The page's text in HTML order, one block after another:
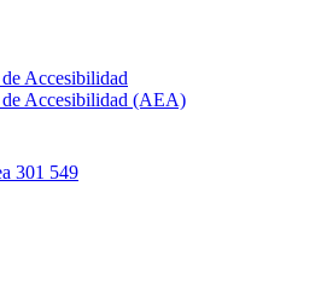
Accesibilidad
de Accesibilidad (AEA)
301 549